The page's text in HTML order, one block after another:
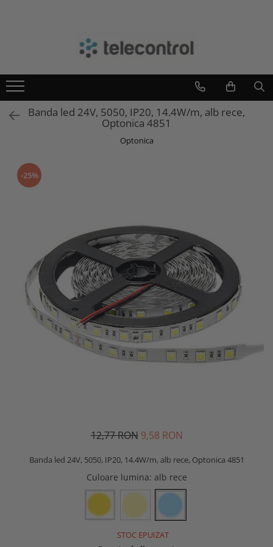
Teletask
IntelightBanda led 24V, 5050, IP20, 14.4W/m, alb rece,
Optonica 4851
Optonica
-25%
12,77 RON 9,58 RON
Banda led 24V, 5050, IP20, 14.4W/m, alb rece, Optonica 4851
Culoare lumina: alb rece
STOC EPUIZAT